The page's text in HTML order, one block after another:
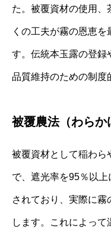
た。被覆資材の使用、
くの工夫が霧の恩恵を
す。伝統本玉露の登録
品質維持のための制度
被覆農法（わらか
被覆資材として稲わら
で、遮光率を95％以
されており、実際に霧
します。これによっ